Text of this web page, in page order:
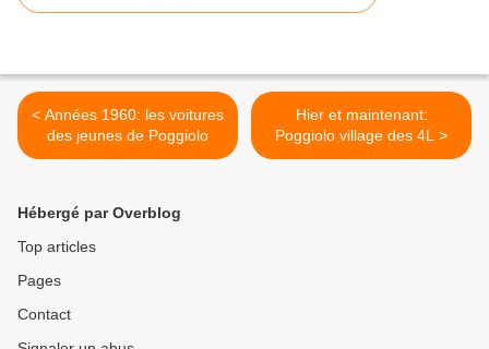
< Années 1960: les voitures
des jeunes de Poggiolo
Hier et maintenant:
Poggiolo village des 4L >
Hébergé par Overblog
Top articles
Pages
Contact